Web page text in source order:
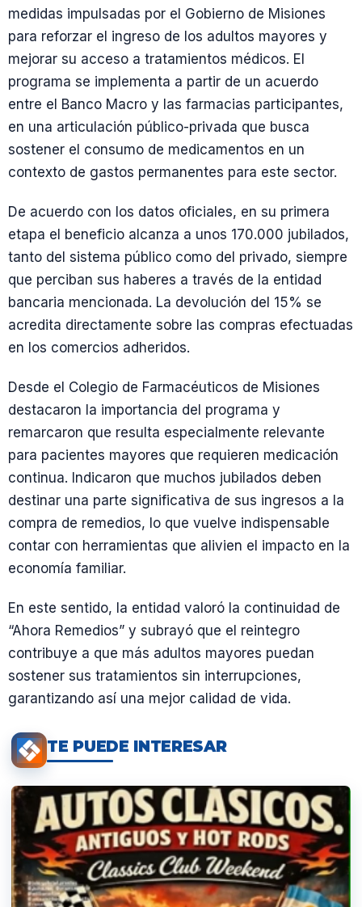
medidas impulsadas por el Gobierno de Misiones
para reforzar el ingreso de los adultos mayores y
mejorar su acceso a tratamientos médicos. El
programa se implementa a partir de un acuerdo
entre el Banco Macro y las farmacias participantes,
en una articulación público-privada que busca
sostener el consumo de medicamentos en un
contexto de gastos permanentes para este sector.
De acuerdo con los datos oficiales, en su primera
etapa el beneficio alcanza a unos 170.000 jubilados,
tanto del sistema público como del privado, siempre
que perciban sus haberes a través de la entidad
bancaria mencionada. La devolución del 15% se
acredita directamente sobre las compras efectuadas
en los comercios adheridos.
Desde el Colegio de Farmacéuticos de Misiones
destacaron la importancia del programa y
remarcaron que resulta especialmente relevante
para pacientes mayores que requieren medicación
continua. Indicaron que muchos jubilados deben
destinar una parte significativa de sus ingresos a la
compra de remedios, lo que vuelve indispensable
contar con herramientas que alivien el impacto en la
economía familiar.
En este sentido, la entidad valoró la continuidad de
“Ahora Remedios” y subrayó que el reintegro
contribuye a que más adultos mayores puedan
sostener sus tratamientos sin interrupciones,
garantizando así una mejor calidad de vida.
TE PUEDE INTERESAR